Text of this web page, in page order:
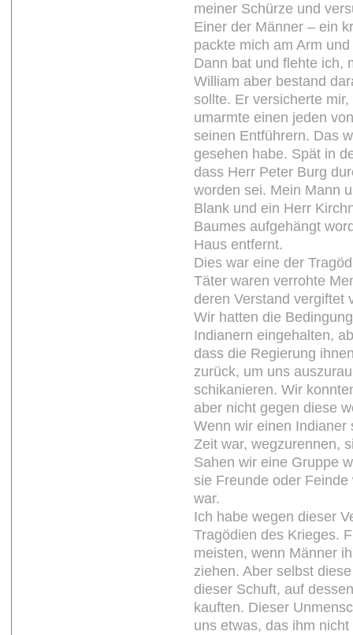
meiner Schürze und
Einer der Männer – ein
packte mich am Arm
Dann bat und flehte ich,
William aber bestand
sollte. Er versicherte
umarmte einen jeden
seinen Entführern. Das
gesehen habe. Spät in
dass Herr Peter Burg
worden sei. Mein Mann
Blank und ein Herr
Baumes aufgehängt
Haus entfernt.
Dies war eine der
Täter waren verrohte
deren Verstand vergiftet
Wir hatten die
Indianern eingehalten,
dass die Regierung
zurück, um uns
schikanieren. Wir
aber nicht gegen diese
Wenn wir einen Indianer
Zeit war, wegzurennen,
Sahen wir eine Gruppe
sie Freunde oder
war.
Ich habe wegen dieser
Tragödien des Krieges.
meisten, wenn Männer
ziehen. Aber selbst
dieser Schuft, auf
kauften. Dieser
uns etwas, das ihm